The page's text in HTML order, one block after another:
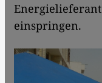
einspringen.